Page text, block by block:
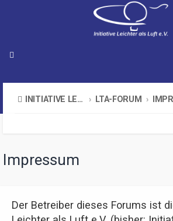
INITIATIVE LEICHTER ALS LUFT E.V. LTA-FORUM
Impressum
Der Betreiber dieses Forums ist